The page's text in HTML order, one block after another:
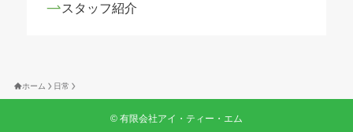
スタッフ紹介
ホーム 日常
© 有限会社アイ・ティー・エム